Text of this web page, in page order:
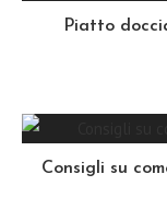
Piatto
Consigli su